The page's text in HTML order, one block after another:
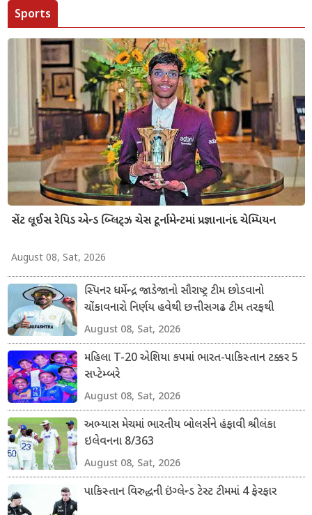
Sports
સેંટ લૂઈસ રેપિડ એન્ડ બ્લિટ્ઝ ચેસ ટૂર્નામેન્ટમાં પ્રજ્ઞાનાનંદ ચેમ્પિયન
August 08, Sat, 2026
સ્પિનર ધર્મેન્દ્ર જાડેજાનો સૌરાષ્ટ્ર ટીમ છોડવાનો
ચોંકાવનારો નિર્ણય હવેથી છત્તીસગઢ ટીમ તરફથી
ડોમેસ્ટિક ક્રિકેટ રમશે
August 08, Sat, 2026
મહિલા T-20 એશિયા કપમાં ભારત-પાકિસ્તાન ટક્કર 5
સપ્ટેમ્બરે
August 08, Sat, 2026
અભ્યાસ મેચમાં ભારતીય બોલર્સને હંફાવી શ્રીલંકા
ઇલેવનના 8/363
August 08, Sat, 2026
પાકિસ્તાન વિરુદ્ધની ઇંગ્લેન્ડ ટેસ્ટ ટીમમાં 4 ફેરફાર